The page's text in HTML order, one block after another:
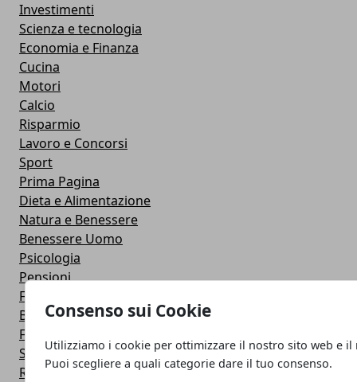
Consenso sui Cookie
Utilizziamo i cookie per ottimizzare il nostro sito web e il
Puoi scegliere a quali categorie dare il tuo consenso.
Investimenti
Scienza e tecnologia
Economia e Finanza
Cucina
Motori
Calcio
Risparmio
Lavoro e Concorsi
Sport
Prima Pagina
Dieta e Alimentazione
Natura e Benessere
Benessere Uomo
Psicologia
Pensioni
Fitness
Banche
Fisco e Tasse
Spettacoli e Gossip
Ricerche e Nuove Scoperte